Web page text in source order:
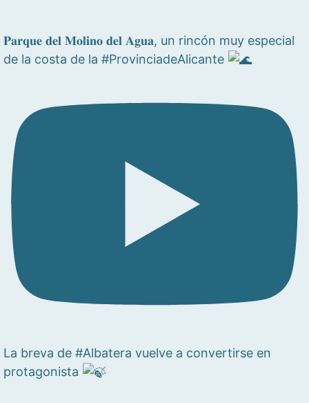
𝐏𝐚𝐫𝐪𝐮𝐞 𝐝𝐞𝐥 𝐌𝐨𝐥𝐢𝐧𝐨 𝐝𝐞𝐥 𝐀𝐠𝐮𝐚, un rincón muy especial
de la costa de la #ProvinciadeAlicante
La breva de #Albatera vuelve a convertirse en
protagonista